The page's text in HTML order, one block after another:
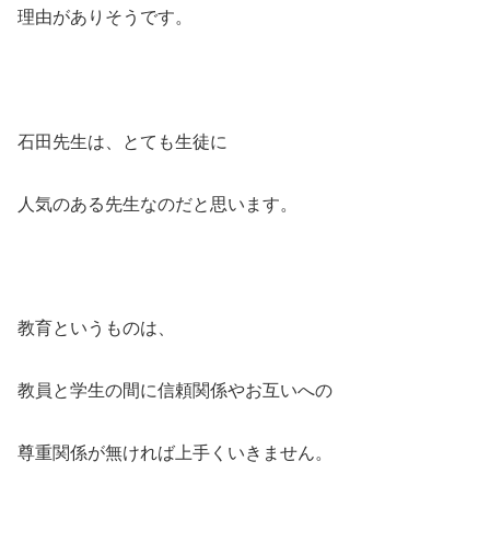
理由がありそうです。
石田先生は、とても生徒に
人気のある先生なのだと思います。
教育というものは、
教員と学生の間に信頼関係やお互いへの
尊重関係が無ければ上手くいきません。